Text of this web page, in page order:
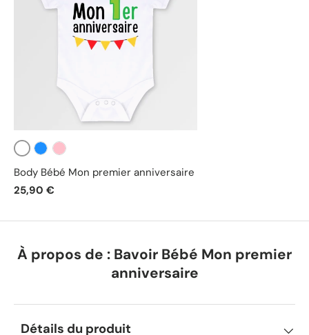
Blanc
Body Bébé Mon premier anniversaire
25,90 €
À propos de : Bavoir Bébé Mon premier
anniversaire
Détails du produit